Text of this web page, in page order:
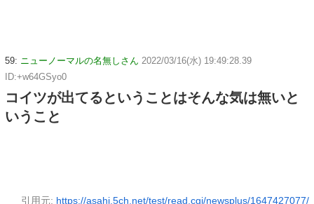
59: ニューノーマルの名無しさん 2022/03/16(水) 19:49:28.39
ID:+w64GSyo0
コイツが出てるということはそんな気は無いと
いうこと
引用元: https://asahi.5ch.net/test/read.cgi/newsplus/1647427077/